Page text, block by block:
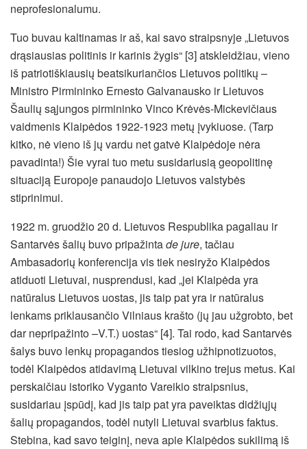
neprofesionalumu.
Tuo buvau kaltinamas ir aš, kai savo straipsnyje „Lietuvos
drąsiausias politinis ir karinis žygis“ [3] atskleidžiau, vieno
iš patriotiškiausių beatsikuriančios Lietuvos politikų –
Ministro Pirmininko Ernesto Galvanausko ir Lietuvos
Šaulių sąjungos pirmininko Vinco Krėvės-Mickevičiaus
vaidmenis Klaipėdos 1922-1923 metų įvykiuose. (Tarp
kitko, nė vieno iš jų vardu net gatvė Klaipėdoje nėra
pavadinta!) Šie vyrai tuo metu susidariusią geopolitinę
situaciją Europoje panaudojo Lietuvos valstybės
stiprinimui.
1922 m. gruodžio 20 d. Lietuvos Respublika pagaliau ir
Santarvės šalių buvo pripažintade jure, tačiau
Ambasadorių konferencija vis tiek nesiryžo Klaipėdos
atiduoti Lietuvai, nusprendusi, kad „jei Klaipėda yra
natūralus Lietuvos uostas, jis taip pat yra ir natūralus
lenkams priklausančio Vilniaus krašto (jų jau užgrobto, bet
dar nepripažinto –V.T.) uostas“ [4]. Tai rodo, kad Santarvės
šalys buvo lenkų propagandos tiesiog užhipnotizuotos,
todėl Klaipėdos atidavimą Lietuvai vilkino trejus metus. Kai
perskaičiau istoriko Vyganto Vareikio straipsnius,
susidariau įspūdį, kad jis taip pat yra paveiktas didžiųjų
šalių propagandos, todėl nutyli Lietuvai svarbius faktus.
Stebina, kad savo teiginį, neva apie Klaipėdos sukilimą iš